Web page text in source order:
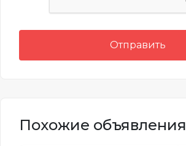
Отправить
Похожие объявления